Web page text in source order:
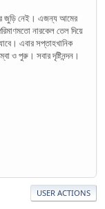
এর জুড়ি নেই। এজন্য আমের
নারকেল তেল দিয়ে
এবার সপ্তাহখানিক
ও পুরু। সবার দৃষ্টিনন্দন।
USER ACTIONS